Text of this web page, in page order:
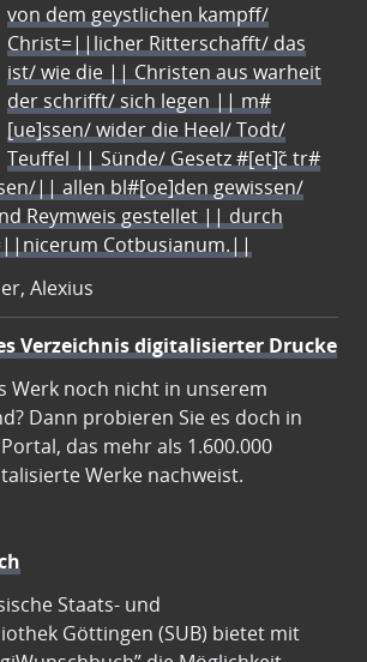
von dem geystlichen kampff/
Christ=||licher Ritterschafft/ das
ist/ wie die || Christen aus warheit
der schrifft/ sich legen || m#
[ue]ssen/ wider die Heel/ Todt/
Teuffel || Sünde/ Gesetz #[et]c̃ tr#
|| allen bl#[oe]den gewissen/
Reymweis gestellet || durch
Cotbusianum.||
Alexius
Verzeichnis digitalisierter Drucke
Werk noch nicht in unserem
Dann probieren Sie es doch in
das mehr als 1.600.000
Werke nachweist.
Staats- und
Göttingen (SUB) bietet mit